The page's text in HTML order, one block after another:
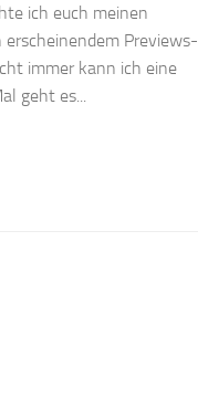
ich euch meinen
Previews-
immer kann ich eine
geht es...